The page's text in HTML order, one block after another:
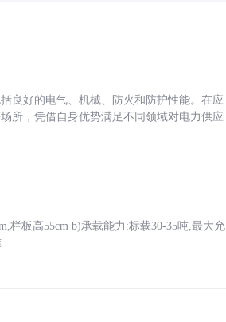
良好的电气、机械、防火和防护性能。在应
所，凭借自身优势满足不同领域对电力供应
栏板高55cm b)承载能力:标载30-35吨,最大允